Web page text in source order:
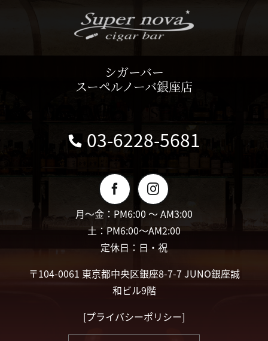
シガーバー
スーペルノーバ銀座店
03-6228-5681
月〜金：PM6:00 〜 AM3:00
土：PM6:00〜AM2:00
定休日：日・祝
〒104-0061 東京都中央区銀座8-7-7 JUNO銀座誠
和ビル9階
[プライバシーポリシー]